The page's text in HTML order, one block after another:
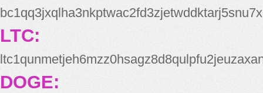
bc1qq3jxqlha3nkptwac2fd3zjetwddktarj5snu7x
LTC:
DOGE: